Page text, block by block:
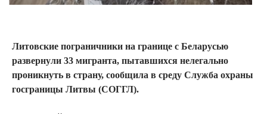
Литовские пограничники на границе с Беларусью
развернули 33 мигранта, пытавшихся нелегально
проникнуть в страну, сообщила в среду Служба охраны
госграницы Литвы (СОГГЛ).